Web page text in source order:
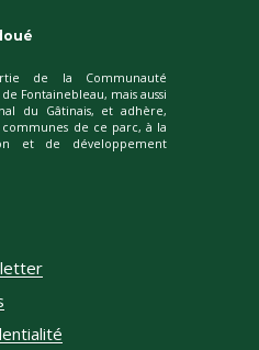
de la Communauté
Fontainebleau, mais aussi
du Gâtinais, et adhère,
de ce parc, à la
et de développement